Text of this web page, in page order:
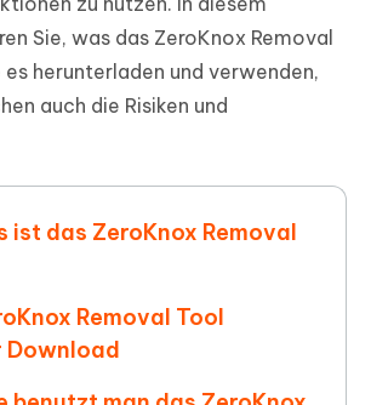
Sie, was das ZeroKnox Removal
herunterladen und verwenden,
auch die Risiken und
ist das ZeroKnox Removal
Removal Tool
Download